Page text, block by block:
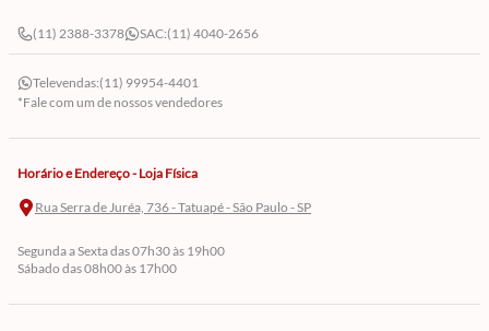
(11) 2388-3378 SAC:(11) 4040-2656
Televendas:(11) 99954-4401
*Fale com um de nossos vendedores
Horário e Endereço - Loja Física
Rua Serra de Juréa, 736 - Tatuapé - São Paulo - SP
Segunda a Sexta das 07h30 às 19h00
Sábado das 08h00 às 17h00